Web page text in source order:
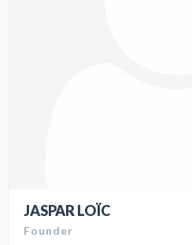
JASPAR LOÏC
Founder